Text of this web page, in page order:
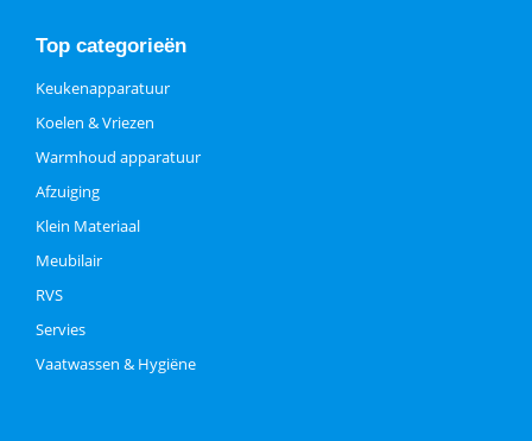
Top categorieën
Keukenapparatuur
Koelen & Vriezen
Warmhoud apparatuur
Afzuiging
Klein Materiaal
Meubilair
RVS
Servies
Vaatwassen & Hygiëne